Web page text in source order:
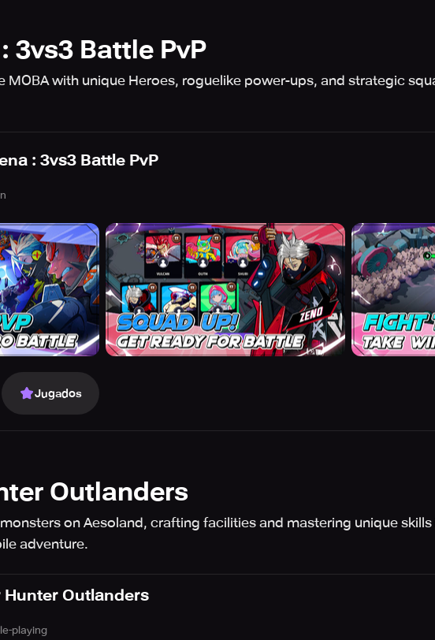
3vs3 Battle PvP
MOBA with unique Heroes, roguelike power-ups, and strategic
: 3vs3 Battle PvP
Jugados
Outlanders
on Aesoland, crafting facilities and mastering unique
adventure.
Hunter Outlanders
playing